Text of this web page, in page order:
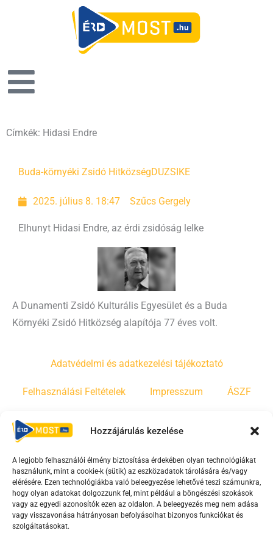
Hozzájárulás kezelése
A legjobb felhasználói élmény biztosítása érdekében olyan technológiákat
használunk, mint a cookie-k (sütik) az eszközadatok tárolására és/vagy
elérésére. Ezen technológiákba való beleegyezése lehetővé teszi számunkra,
hogy olyan adatokat dolgozzunk fel, mint például a böngészési szokások
vagy az egyedi azonosítók ezen az oldalon. A beleegyezés meg nem adása
vagy visszavonása hátrányosan befolyásolhat bizonyos funkciókat és
szolgáltatásokat.
Címkék: Hidasi Endre
Buda-környéki Zsidó HitközségDUZSIKE
2025. július 8. 18:47 Szűcs Gergely
Elhunyt Hidasi Endre, az érdi zsidóság lelke
A Dunamenti Zsidó Kulturális Egyesület és a Buda
Környéki Zsidó Hitközség alapítója 77 éves volt.
Adatvédelmi és adatkezelési tájékoztató
Felhasználási Feltételek Impresszum ÁSZF
Irányelvek
F
a
c
e
b
Y
o
u
t
u
T
i
k
t